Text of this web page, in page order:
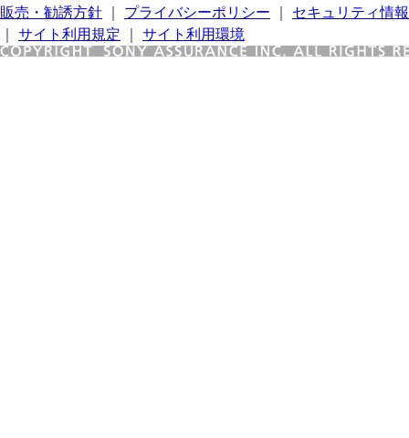
販売・勧誘方針
プライバシーポリシー
セキュリティ情報
サイト利用規定 サイト利用環境